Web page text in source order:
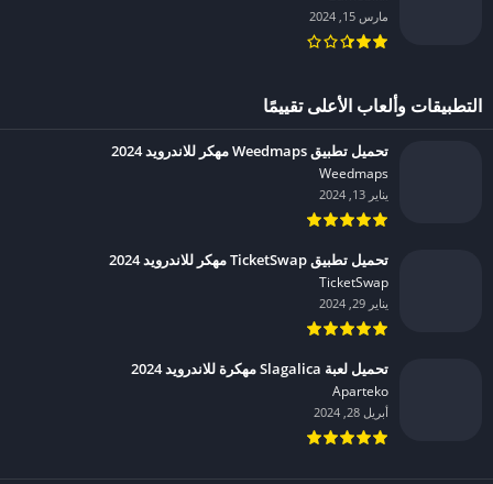
مارس 15, 2024
التطبيقات وألعاب الأعلى تقييمًا
تحميل تطبيق Weedmaps مهكر للاندرويد 2024
Weedmaps‏
يناير 13, 2024
تحميل تطبيق TicketSwap مهكر للاندرويد 2024
TicketSwap‏
يناير 29, 2024
تحميل لعبة Slagalica مهكرة للاندرويد 2024
Aparteko‏
أبريل 28, 2024